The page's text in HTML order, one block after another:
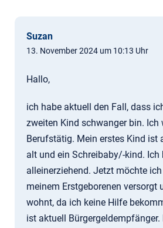
Suzan
13. November 2024 um 10:13 Uhr
Hallo,
ich habe aktuell den Fall, dass
zweiten Kind schwanger bin. Ich
Berufstätig. Mein erstes Kind ist
alt und ein Schreibaby/-kind. Ich
alleinerziehend. Jetzt möchte
meinem Erstgeborenen versorgt
wohnt, da ich keine Hilfe
ist aktuell Bürgergeldempfänger.